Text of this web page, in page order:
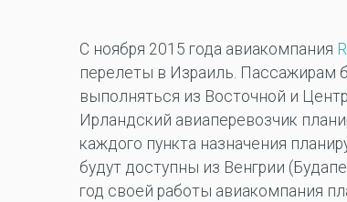
С ноября 2015 года авиакомпания
перелеты в Израиль. Пассажирам
выполняться из Восточной и
Ирландский авиаперевозчик
каждого пункта назначения
будут доступны из Венгрии
год своей работы авиакомпания